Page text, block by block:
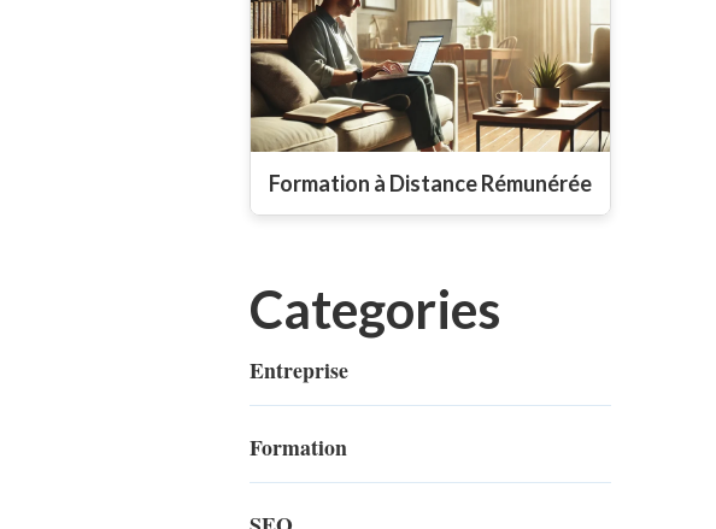
Formation à Distance Rémunérée
Categories
Entreprise
Formation